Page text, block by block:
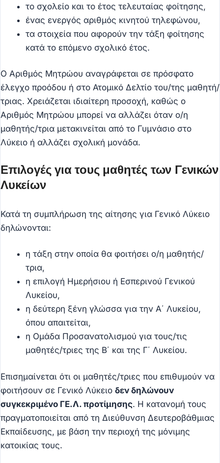
το σχολείο και το έτος τελευταίας φοίτησης,
ένας ενεργός αριθμός κινητού τηλεφώνου,
τα στοιχεία που αφορούν την τάξη φοίτησης
κατά το επόμενο σχολικό έτος.
Ο Αριθμός Μητρώου αναγράφεται σε πρόσφατο
έλεγχο προόδου ή στο Ατομικό Δελτίο του/της μαθητή/
τριας. Χρειάζεται ιδιαίτερη προσοχή, καθώς ο
Αριθμός Μητρώου μπορεί να αλλάζει όταν ο/η
μαθητής/τρια μετακινείται από το Γυμνάσιο στο
Λύκειο ή αλλάζει σχολική μονάδα.
Επιλογές για τους μαθητές των Γενικών
Λυκείων
Κατά τη συμπλήρωση της αίτησης για Γενικό Λύκειο
δηλώνονται:
η τάξη στην οποία θα φοιτήσει ο/η μαθητής/
τρια,
η επιλογή Ημερήσιου ή Εσπερινού Γενικού
Λυκείου,
η δεύτερη ξένη γλώσσα για την Α΄ Λυκείου,
όπου απαιτείται,
η Ομάδα Προσανατολισμού για τους/τις
μαθητές/τριες της Β΄ και της Γ΄ Λυκείου.
Επισημαίνεται ότι οι μαθητές/τριες που επιθυμούν να
φοιτήσουν σε Γενικό Λύκειο δεν δηλώνουν
συγκεκριμένο ΓΕ.Λ. προτίμησης. Η κατανομή τους
πραγματοποιείται από τη Διεύθυνση Δευτεροβάθμιας
Εκπαίδευσης, με βάση την περιοχή της μόνιμης
κατοικίας τους.